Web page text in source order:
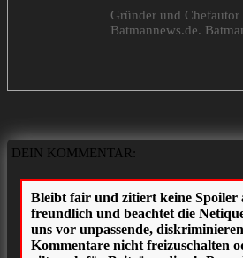
Gründer und Chefautor
Batmannews.de.
DEIN KOMMENTAR: